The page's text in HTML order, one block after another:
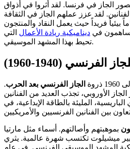
الجاز في فرنسا. لقد أثروا في أذواق
لقد عزز عملهم الجاز في الثقافة
بيئياً فريداً حيث يعمل النقاد والمنتجون
يساهمون في ديناميكية ريادة الأعمال التي
تحيط بهذا المشهد الموسيقي.
(1940-1960)
الجاز الفرنسي بعد الحرب.
الأوروبي، تجذب العديد من الفنانين
المليئة بالطاقة الإبداعية، في
بموهبتهم وأصالتهم. أسماء مثل مارتيا
ميشيلوت تكتسب شهرة عالمية. يثري
المشهد الموسيقي الفرنسي. في عام